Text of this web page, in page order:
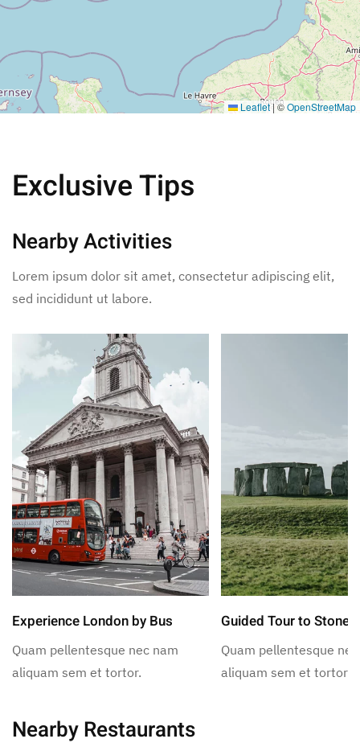
Leaflet|©OpenStreetMap
Exclusive Tips
Nearby Activities
Lorem ipsum dolor sit amet, consectetur adipiscing elit,
sed incididunt ut labore.
Experience London by Bus
Quam pellentesque nec nam
aliquam sem et tortor.
Guided Tour to
Quam pellentesque
aliquam sem et tortor.
Nearby Restaurants